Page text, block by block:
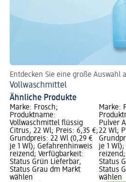
Entdecken Sie eine große Auswahl
Vollwaschmittel
Ähnliche Produkte
Marke: Frosch;
Produktname:
Vollwaschmittel flüssig
Citrus, 22 Wl; Preis: 6,35 €;
Grundpreis: 22 Wl (0,29 €
je 1 Wl); Gefahrenhinweis
reizend; Verfügbarkeit:
Status Grün Lieferbar,
Status Grau dm Markt
wählen
Marke:
Pulver
22 Wl;
je 1
Status
Status
wählen